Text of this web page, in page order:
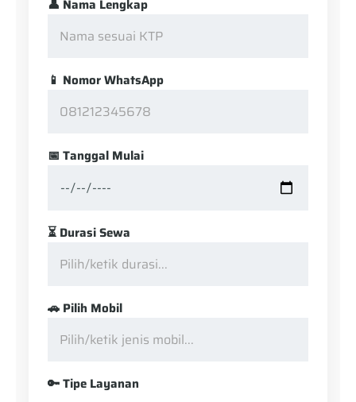
👤 Nama Lengkap
📱 Nomor WhatsApp
📅 Tanggal Mulai
⏳ Durasi Sewa
🚗 Pilih Mobil
🔑 Tipe Layanan